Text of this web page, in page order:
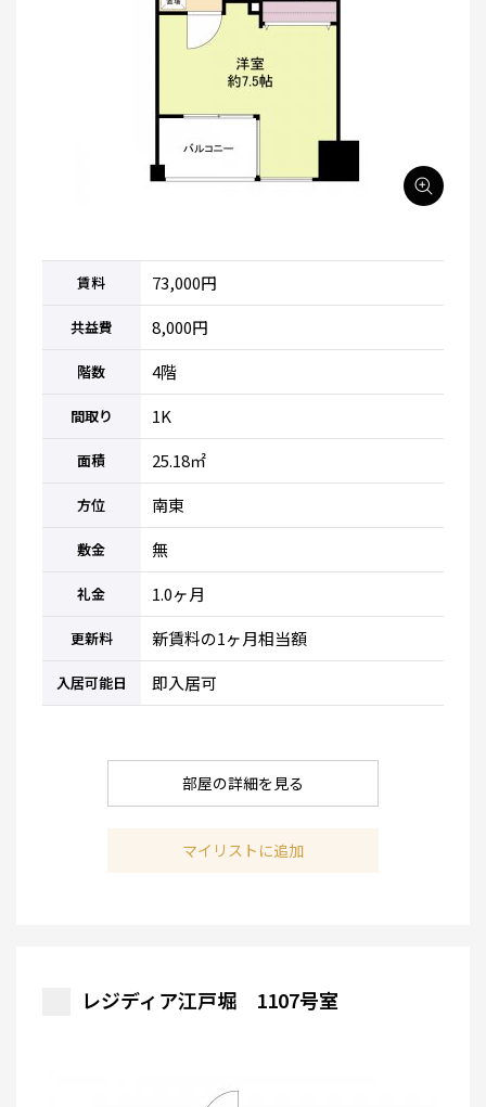
賃料 73,000円
共益費 8,000円
階数 4階
間取り 1K
面積 25.18㎡
方位 南東
敷金 無
礼金 1.0ヶ月
更新料 新賃料の1ヶ月相当額
入居可能日 即入居可
部屋の詳細を見る
マイリストに追加
レジディア江戸堀 1107号室